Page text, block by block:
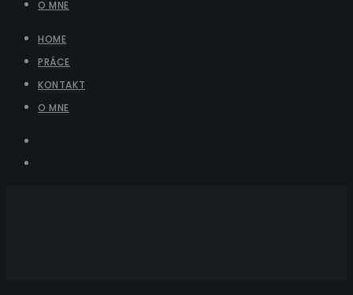
O MNE
HOME
PRÁCE
KONTAKT
O MNE